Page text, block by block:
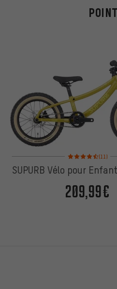
Note moyenne : 4,5
(11)
SUPURB Vélo pour
209,99€